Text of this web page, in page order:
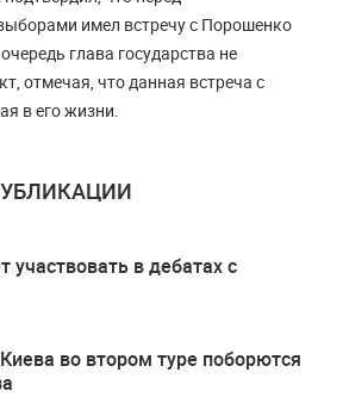
имел встречу с Порошенко
глава государства не
отмечая, что данная встреча с
в его жизни.
участвовать в дебатах с
во втором туре поборются